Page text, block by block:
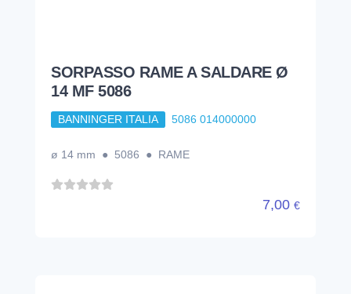
SORPASSO RAME A SALDARE Ø
14 MF 5086
BANNINGER ITALIA 5086 014000000
ø 14 mm ● 5086 ● RAME
7,00 €